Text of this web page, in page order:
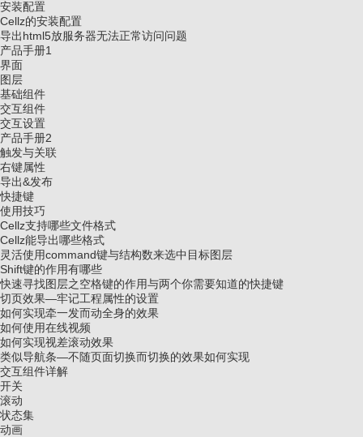
安装配置
Cellz的安装配置
导出html5放服务器无法正常访问问题
产品手册1
界面
图层
基础组件
交互组件
交互设置
产品手册2
触发与关联
右键属性
导出&发布
快捷键
使用技巧
Cellz支持哪些文件格式
Cellz能导出哪些格式
灵活使用command键与结构数来选中目标图层
Shift键的作用有哪些
快速寻找图层之空格键的作用与两个你需要知道的快捷键
切页效果—牢记工程属性的设置
如何实现牵一发而动全身的效果
如何使用在线视频
如何实现视差滚动效果
类似导航条—不随页面切换而切换的效果如何实现
交互组件详解
开关
滚动
状态集
动画